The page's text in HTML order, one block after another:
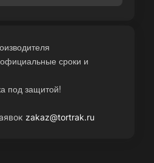
сроки и
под защитой!
zakaz@tortrak.ru